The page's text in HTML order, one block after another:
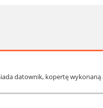
datownik, kopertę